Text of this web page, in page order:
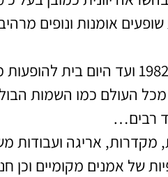
אומנות ונופים
מכל העולם כמו השמות
רבים…
אריגה ועבודות
של אמנים מקומיים וכן